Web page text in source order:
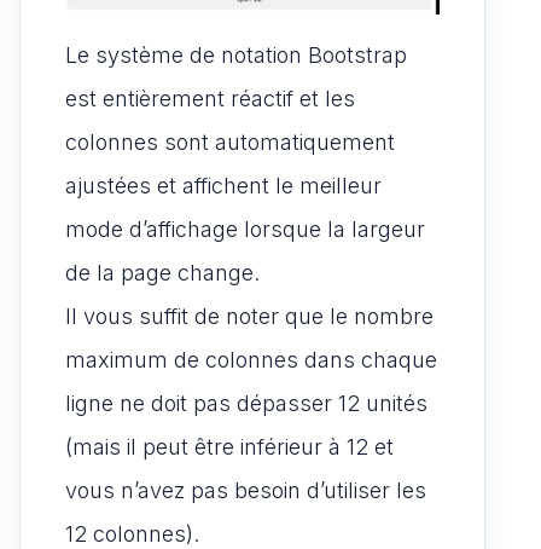
Le système de notation Bootstrap
est entièrement réactif et les
colonnes sont automatiquement
ajustées et affichent le meilleur
mode d’affichage lorsque la largeur
de la page change.
Il vous suffit de noter que le nombre
maximum de colonnes dans chaque
ligne ne doit pas dépasser 12 unités
(mais il peut être inférieur à 12 et
vous n’avez pas besoin d’utiliser les
12 colonnes).